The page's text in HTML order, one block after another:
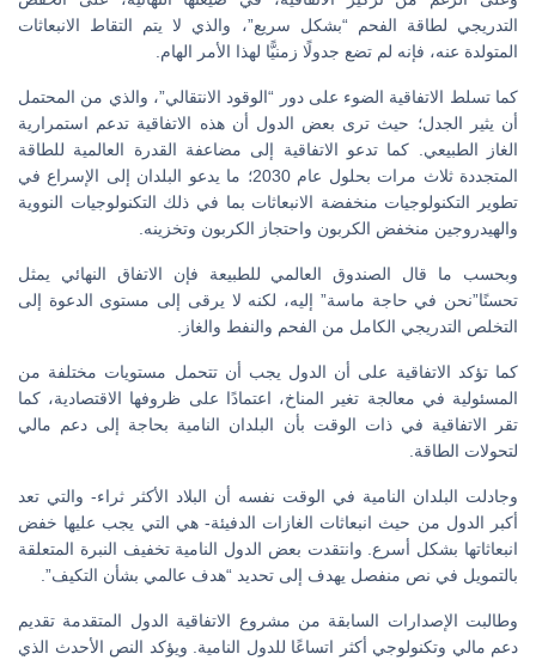
التدريجي لطاقة الفحم “بشكل سريع”، والذي لا يتم التقاط الانبعاثات
المتولدة عنه، فإنه لم تضع جدولًا زمنيًّا لهذا الأمر الهام.
كما تسلط الاتفاقية الضوء على دور “الوقود الانتقالي”، والذي من المحتمل
أن يثير الجدل؛ حيث ترى بعض الدول أن هذه الاتفاقية تدعم استمرارية
الغاز الطبيعي. كما تدعو الاتفاقية إلى مضاعفة القدرة العالمية للطاقة
المتجددة ثلاث مرات بحلول عام 2030؛ ما يدعو البلدان إلى الإسراع في
تطوير التكنولوجيات منخفضة الانبعاثات بما في ذلك التكنولوجيات النووية
والهيدروجين منخفض الكربون واحتجاز الكربون وتخزينه.
وبحسب ما قال الصندوق العالمي للطبيعة فإن الاتفاق النهائي يمثل
تحسنًا”نحن في حاجة ماسة” إليه، لكنه لا يرقى إلى مستوى الدعوة إلى
التخلص التدريجي الكامل من الفحم والنفط والغاز.
كما تؤكد الاتفاقية على أن الدول يجب أن تتحمل مستويات مختلفة من
المسئولية في معالجة تغير المناخ، اعتمادًا على ظروفها الاقتصادية، كما
تقر الاتفاقية في ذات الوقت بأن البلدان النامية بحاجة إلى دعم مالي
لتحولات الطاقة.
وجادلت البلدان النامية في الوقت نفسه أن البلاد الأكثر ثراء- والتي تعد
أكبر الدول من حيث انبعاثات الغازات الدفيئة- هي التي يجب عليها خفض
انبعاثاتها بشكل أسرع. وانتقدت بعض الدول النامية تخفيف النبرة المتعلقة
بالتمويل في نص منفصل يهدف إلى تحديد “هدف عالمي بشأن التكيف”.
وطالبت الإصدارات السابقة من مشروع الاتفاقية الدول المتقدمة تقديم
دعم مالي وتكنولوجي أكثر اتساعًا للدول النامية. ويؤكد النص الأحدث الذي